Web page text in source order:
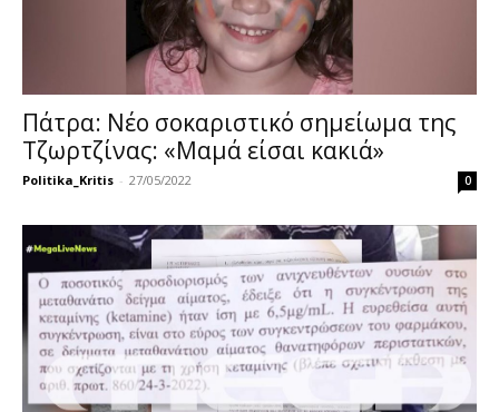
Πάτρα: Νέο σοκαριστικό σημείωμα της
Τζωρτζίνας: «Μαμά είσαι κακιά»
Politika_Kritis - 27/05/2022 0